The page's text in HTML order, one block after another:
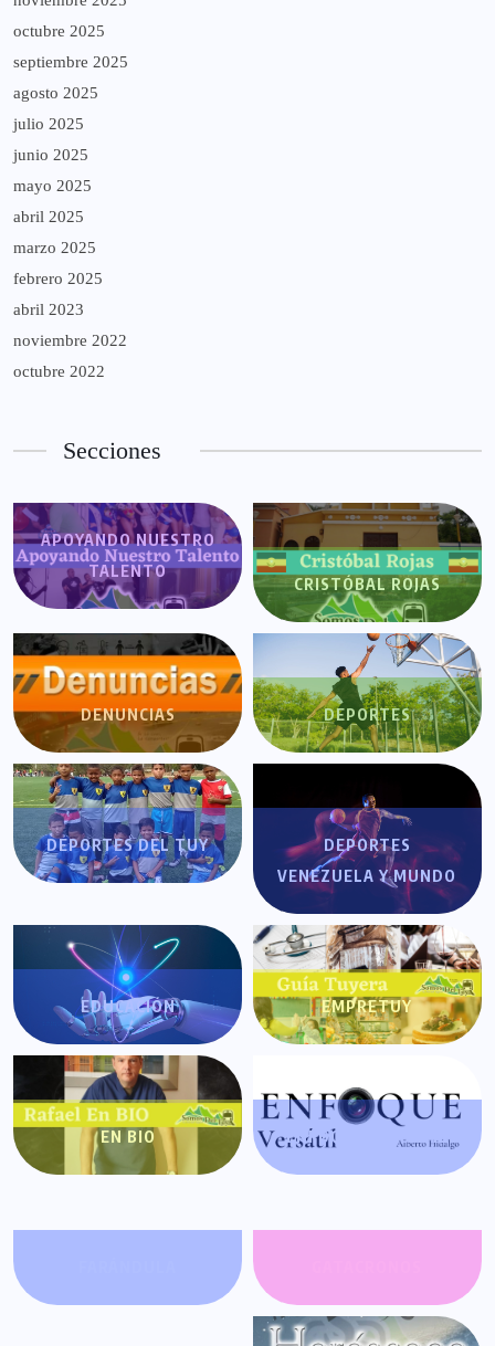
octubre 2025
septiembre 2025
agosto 2025
julio 2025
junio 2025
mayo 2025
abril 2025
marzo 2025
febrero 2025
abril 2023
noviembre 2022
octubre 2022
Secciones
APOYANDO NUESTRO
TALENTO
CRISTÓBAL ROJAS
DENUNCIAS DEPORTES
DEPORTES DEL TUY
DEPORTES
VENEZUELA Y MUNDO
EDUCACIÓN EMPRETUY
EN BIO ENFOQUE VERSÁTIL